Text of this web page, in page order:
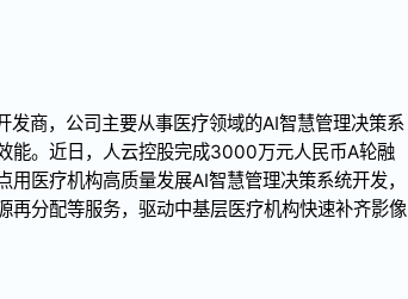
商，公司主要从事医疗领域的AI智慧管理决策系
能。近日，人云控股完成3000万元人民币A轮融
医疗机构高质量发展AI智慧管理决策系统开发，
再分配等服务，驱动中基层医疗机构快速补齐影像